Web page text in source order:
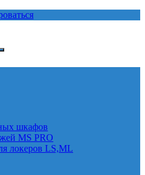
шкафов
MS PRO
локеров LS,ML